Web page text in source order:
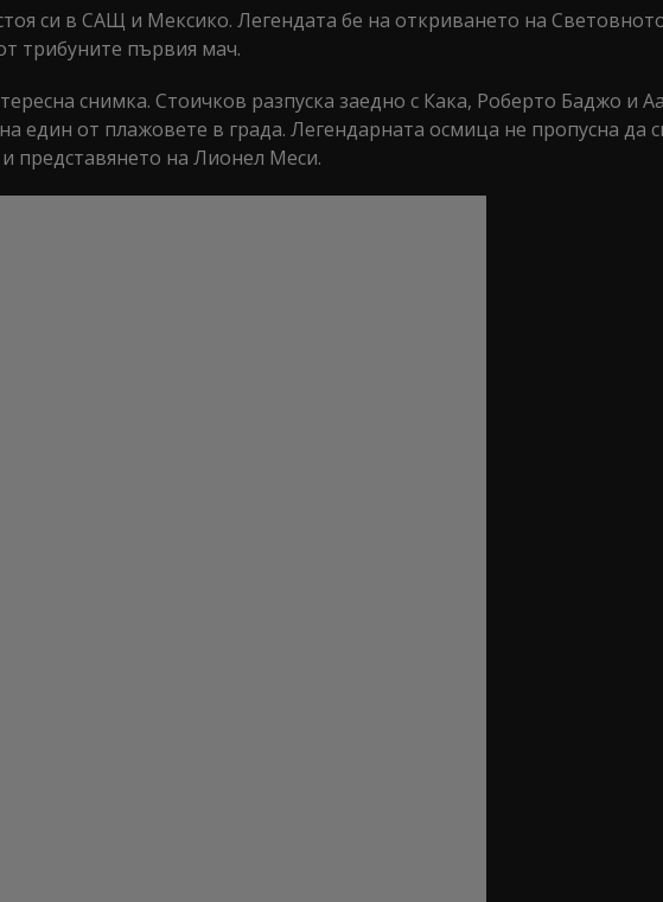
си в САЩ и Мексико. Легендата бе на откриването на
трибуните първия мач.
снимка. Стоичков разпуска заедно с Кака, Роберто Баджо и
един от плажовете в града. Легендарната осмица не пропусна да
представянето на Лионел Меси.